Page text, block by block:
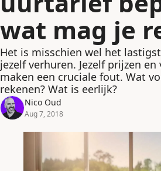
Productiviteit
Strategie
VrijMiPost
wat mag je
Het is misschien wel het
jezelf verhuren. Jezelf prijzen
maken een cruciale fout. Wat
rekenen? Wat is eerlijk?
Nico Oud
Aug 7, 2018